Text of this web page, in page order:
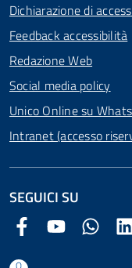
Dichiarazione di
Feedback accessibilità
Redazione Web
Social media policy
Unico Online su
Intranet (accesso
SEGUICI SU
Facebook Comune
Youtube